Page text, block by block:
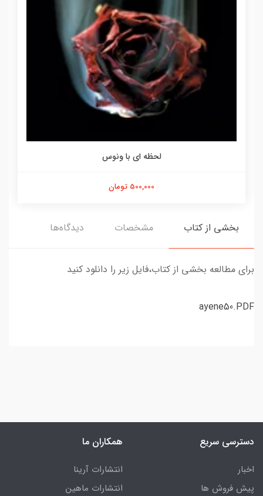
لحظه ای با ونوس
500,000 تومان
بخشی از کتاب مشخصات دیدگاه‌ها
برای مطالعه بخشی از کتاب،فایل زیر را دانلود کنید
ayene50.PDF
دسترسی سریع
اخبار
پیش فروش ها
همکاران ما
انتشارات آرینا
انتشارات ماهین